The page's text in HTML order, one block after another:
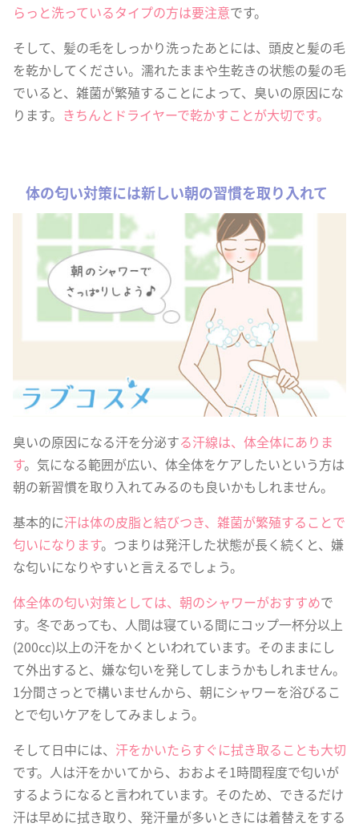
らっと洗っているタイプの方は要注意です。
そして、髪の毛をしっかり洗ったあとには、頭皮と髪の毛
を乾かしてください。濡れたままや生乾きの状態の髪の毛
でいると、雑菌が繁殖することによって、臭いの原因にな
ります。 きちんとドライヤーで乾かすことが大切です。
体の匂い対策には新しい朝の習慣を取り入れて
臭いの原因になる汗を分泌する汗線は、体全体にありま
す。気になる範囲が広い、体全体をケアしたいという方は
朝の新習慣を取り入れてみるのも良いかもしれません。
基本的に汗は体の皮脂と結びつき、雑菌が繁殖することで
匂いになります。つまりは発汗した状態が長く続くと、嫌
な匂いになりやすいと言えるでしょう。
体全体の匂い対策としては、朝のシャワーがおすすめで
す。冬であっても、人間は寝ている間にコップ一杯分以上
(200cc)以上の汗をかくといわれています。そのままにし
て外出すると、嫌な匂いを発してしまうかもしれません。
1分間さっとで構いませんから、朝にシャワーを浴びるこ
とで匂いケアをしてみましょう。
そして日中には、 汗をかいたらすぐに拭き取ることも大切
です。人は汗をかいてから、おおよそ1時間程度で匂いが
するようになると言われています。そのため、できるだけ
汗は早めに拭き取り、発汗量が多いときには着替えをする